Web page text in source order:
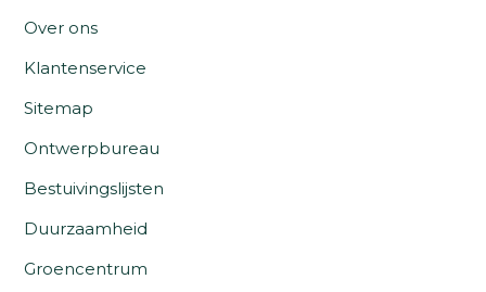
Over ons
Klantenservice
Sitemap
Ontwerpbureau
Bestuivingslijsten
Duurzaamheid
Groencentrum